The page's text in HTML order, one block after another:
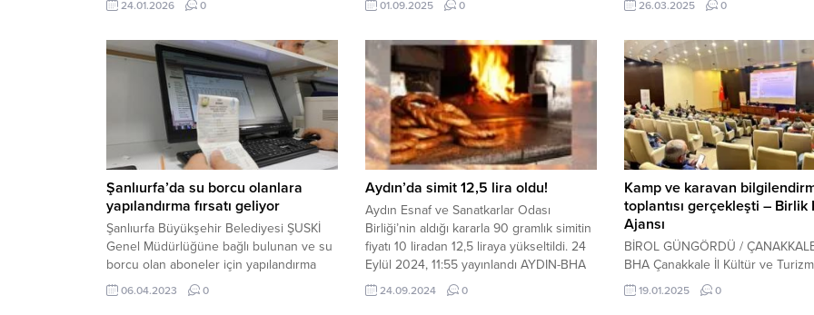
ajansı TASS, ismini açıklamadığı
haberinde, taraflar arasındaki
görüşmelerin tamamlandığını duyurdu.
Haberde, müzakerelerde “bazı
sonuçların” elde edildiğine dikkat
çekilirken, tarafların önümüzdeki
günlerde yeniden bir araya gelme
ihtimalinin bulunduğu ifade edildi. Abu
Dabi’deki...
24.01.2026 0
programın büyük bir coşkuyla
geliştiren ve üreten sağlık modeliyle
Sağlıklı Türkiye Yüzyılı programı
kapsamında aktif hizmet sunmaya devam
ediyoruz” dedi. Vatandaşların sağlık
bilincini artırmayı hedeflediklerini
vurgulayan Demirkol, “Aile hekimliği,
bağımlılıkla mücadele...
01.09.2025 0
yayımlayarak, mübarek gecenin
güçlendirmesini diledi. Aydoğan
mesajında, ”Bin aydan daha
mübarek Kadir Gecesi’ne bir kez
ulaşmanın huzurunu ve
yaşıyoruz. Bu...
26.03.2025 0
Şanlıurfa’da su borcu olanlara
yapılandırma fırsatı geliyor
Şanlıurfa Büyükşehir Belediyesi ŞUSKİ
Genel Müdürlüğüne bağlı bulunan ve su
borcu olan aboneler için yapılandırma
fırsatı başladı. Peşin ödeme yapamayacak
abonelere taksitlendirme imkânı da
06.04.2023 0
Aydın’da simit 12,5 lira oldu!
Aydın Esnaf ve Sanatkarlar Odası
Birliği’nin aldığı kararla 90 gramlık simitin
fiyatı 10 liradan 12,5 liraya yükseltildi. 24
Eylül 2024, 11:55 yayınlandı AYDIN-BHA
Aydın Esnaf ve Sanatkarlar Odası Birliği
Başkanı Muhammet Ali Künkcü, esnafın
24.09.2024 0
Kamp ve karavan
toplantısı gerçekleşti – Birlik
Ajansı
BİROL GÜNGÖRDÜ /
BHA Çanakkale İl Kültür ve Turizm
Müdürlüğü koordinatörlüğünde
Kamp ve Karavan Federasyonu
19.01.2025 0